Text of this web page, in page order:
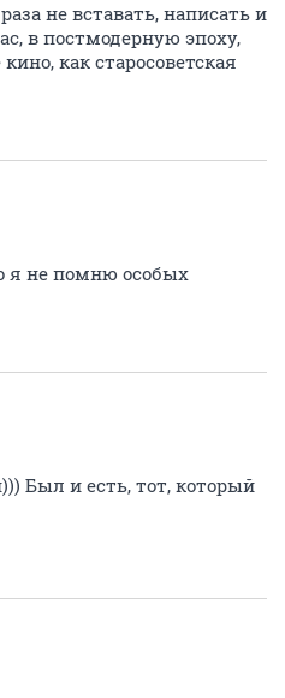
не вставать, написать и
в постмодерную эпоху,
как старосоветская
я не помню особых
Был и есть, тот, который